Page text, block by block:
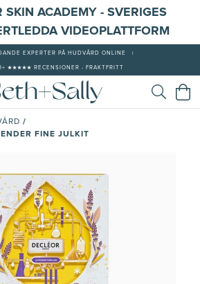
SKIN ACADEMY - SVERIGES
VIDEOPLATTFORM
EXPERTER PÅ HUDVÅRD ONLINE
★★★★★ RECENSIONER - FRAKTFRITT
/
FINE JULKIT